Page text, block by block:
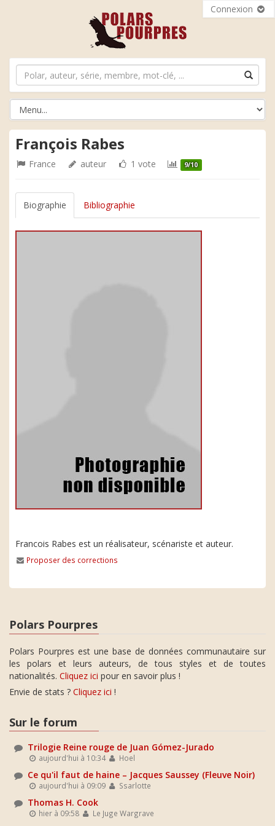
Connexion
François Rabes
France auteur 1 vote 9/10
Biographie Bibliographie
Francois Rabes est un réalisateur, scénariste et auteur.
Proposer des corrections
Polars Pourpres
Polars Pourpres est une base de données communautaire sur
les polars et leurs auteurs, de tous styles et de toutes
nationalités. Cliquez ici pour en savoir plus !
Envie de stats ? Cliquez ici !
Sur le forum
Trilogie Reine rouge de Juan Gómez-Jurado
aujourd'hui à 10:34 Hoel
Ce qu'il faut de haine – Jacques Saussey (Fleuve Noir)
aujourd'hui à 09:09 Ssarlotte
Thomas H. Cook
hier à 09:58 Le Juge Wargrave